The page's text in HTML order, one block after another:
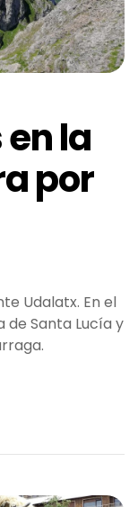
la
por
Udalatx. En el
de Santa Lucía y